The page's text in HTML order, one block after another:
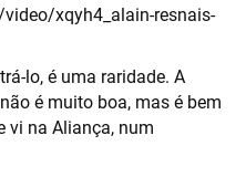
xqyh4_alain-resnais-
lo, é uma raridade. A
é muito boa, mas é bem
vi na Aliança, num